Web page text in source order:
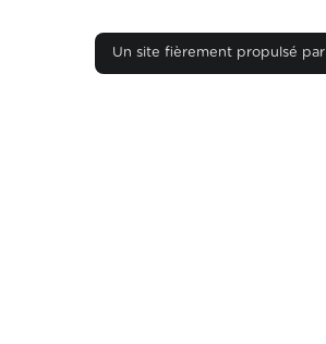
Un site fièrement propulsé par